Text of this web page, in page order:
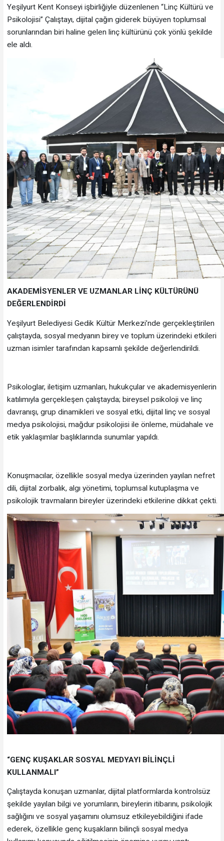
Yeşilyurt Kent Konseyi işbirliğiyle düzenlenen “Linç Kültürü ve
Psikolojisi” Çalıştayı, dijital çağın giderek büyüyen toplumsal
sorunlarından biri haline gelen linç kültürünü çok yönlü şekilde
ele aldı.
AKADEMİSYENLER VE UZMANLAR LİNÇ KÜLTÜRÜNÜ
DEĞERLENDİRDİ
Yeşilyurt Belediyesi Gedik Kültür Merkezi’nde gerçekleştirilen
çalıştayda, sosyal medyanın birey ve toplum üzerindeki etkileri
uzman isimler tarafından kapsamlı şekilde değerlendirildi.
Psikologlar, iletişim uzmanları, hukukçular ve akademisyenlerin
katılımıyla gerçekleşen çalıştayda; bireysel psikoloji ve linç
davranışı, grup dinamikleri ve sosyal etki, dijital linç ve sosyal
medya psikolojisi, mağdur psikolojisi ile önleme, müdahale ve
etik yaklaşımlar başlıklarında sunumlar yapıldı.
Konuşmacılar, özellikle sosyal medya üzerinden yayılan nefret
dili, dijital zorbalık, algı yönetimi, toplumsal kutuplaşma ve
psikolojik travmaların bireyler üzerindeki etkilerine dikkat çekti.
“GENÇ KUŞAKLAR SOSYAL MEDYAYI BİLİNÇLİ
KULLANMALI”
Çalıştayda konuşan uzmanlar, dijital platformlarda kontrolsüz
şekilde yayılan bilgi ve yorumların, bireylerin itibarını, psikolojik
sağlığını ve sosyal yaşamını olumsuz etkileyebildiğini ifade
ederek, özellikle genç kuşakların bilinçli sosyal medya